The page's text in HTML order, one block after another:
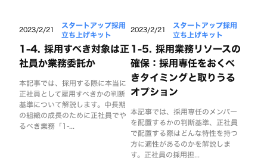
2023/2/21
スタートアップ採用
立ち上げキット
1-4. 採用すべき対象は正
社員か業務委託か
本記事では、採用する際に本当に
正社員として雇用すべきかの判断
基準について解説します。中長期
の組織の成長のために正社員でや
るべき業務「1-...
2023/2/21
スタートアップ採用
立ち上げキット
1-5. 採用業務リソースの
確保：採用専任をおくべ
きタイミングと取りうる
オプション
本記事では、採用専任のメンバー
を配置するかの判断基準、正社員
で配置する際はどんな特性を持つ
方に適性があるのかを解説しま
す。正社員の採用担...